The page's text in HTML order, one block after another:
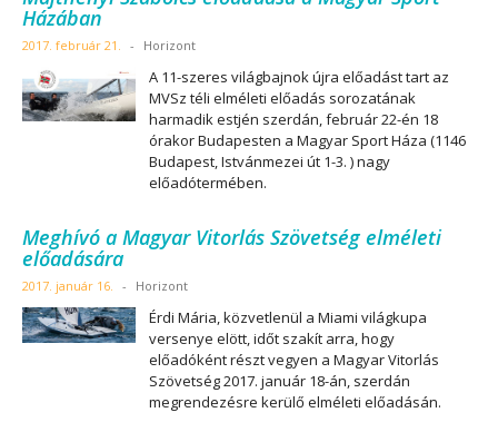
Házában
2017. február 21. - Horizont
A 11-szeres világbajnok újra előadást tart az
MVSz téli elméleti előadás sorozatának
harmadik estjén szerdán, február 22-én 18
órakor Budapesten a Magyar Sport Háza (1146
Budapest, Istvánmezei út 1-3. ) nagy
előadótermében.
Meghívó a Magyar Vitorlás Szövetség elméleti
előadására
2017. január 16. - Horizont
Érdi Mária, közvetlenül a Miami világkupa
versenye elött, időt szakít arra, hogy
előadóként részt vegyen a Magyar Vitorlás
Szövetség 2017. január 18-án, szerdán
megrendezésre kerülő elméleti előadásán.